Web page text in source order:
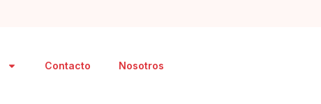
Contacto Nosotros